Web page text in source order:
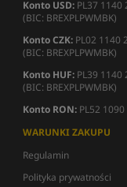
Konto USD: PL37 1140
(BIC: BREXPLPWMBK)
Konto CZK: PL02 1140
(BIC: BREXPLPWMBK)
Konto HUF: PL39 1140
(BIC: BREXPLPWMBK)
Konto RON: PL52
WARUNKI ZAKUPU
Regulamin
Polityka prywatności